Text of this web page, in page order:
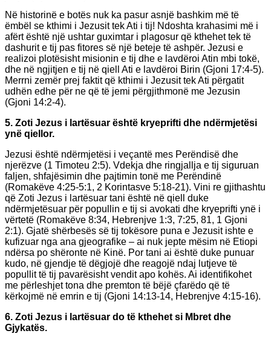
Në historinë e botës nuk ka pasur asnjë bashkim më të
ëmbël se kthimi i Jezusit tek Ati i tij! Ndoshta krahasimi më i
afërt është një ushtar guximtar i plagosur që kthehet tek të
dashurit e tij pas fitores së një beteje të ashpër. Jezusi e
realizoi plotësisht misionin e tij dhe e lavdëroi Atin mbi tokë,
dhe në ngjitjen e tij në qiell Ati e lavdëroi Birin (Gjoni 17:4-5).
Merrni zemër prej faktit që kthimi i Jezusit tek Ati përgatit
udhën edhe për ne që të jemi përgjithmonë me Jezusin
(Gjoni 14:2-4).
5. Zoti Jezus i lartësuar është kryeprifti dhe ndërmjetësi
ynë qiellor.
Jezusi është ndërmjetësi i veçantë mes Perëndisë dhe
njerëzve (1 Timoteu 2:5). Vdekja dhe ringjallja e tij siguruan
faljen, shfajësimin dhe pajtimin tonë me Perëndinë
(Romakëve 4:25-5:1, 2 Korintasve 5:18-21). Vini re gjithashtu
që Zoti Jezus i lartësuar tani është në qiell duke
ndërmjetësuar për popullin e tij si avokati dhe kryeprifti ynë i
vërtetë (Romakëve 8:34, Hebrenjve 1:3, 7:25, 81, 1 Gjoni
2:1). Gjatë shërbesës së tij tokësore puna e Jezusit ishte e
kufizuar nga ana gjeografike – ai nuk jepte mësim në Etiopi
ndërsa po shëronte në Kinë. Por tani ai është duke punuar
kudo, në gjendje të dëgjojë dhe reagojë ndaj lutjeve të
popullit të tij pavarësisht vendit apo kohës. Ai identifikohet
me përleshjet tona dhe premton të bëjë çfarëdo që të
kërkojmë në emrin e tij (Gjoni 14:13-14, Hebrenjve 4:15-16).
6. Zoti Jezus i lartësuar do të kthehet si Mbret dhe
Gjykatës.